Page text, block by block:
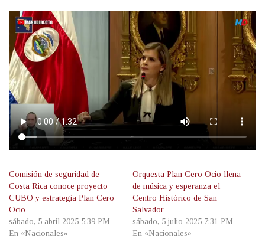
Comisión de seguridad de
Costa Rica conoce proyecto
CUBO y estrategia Plan Cero
Ocio
sábado, 5 abril 2025 5:39 PM
En «Nacionales»
Orquesta Plan Cero Ocio llena
de música y esperanza el
Centro Histórico de San
Salvador
sábado, 5 julio 2025 7:31 PM
En «Nacionales»